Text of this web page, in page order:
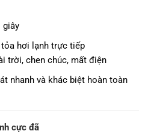
giây
hơi lạnh trực tiếp
trời, chen chúc, mất điện
nhanh và khác biệt hoàn toàn
cực đã